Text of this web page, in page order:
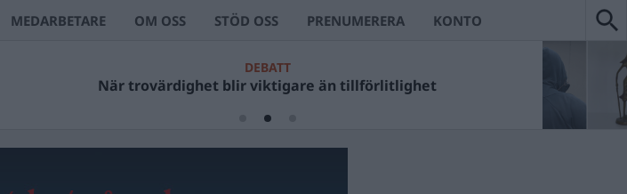
MEDARBETARE OM OSS STÖD OSS PRENUMERERA KONTO
DEBATT
När trovärdighet blir viktigare än tillförlitlighet